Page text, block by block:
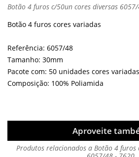
Botão 4 furos c/50un cores diversas
Botão 4 furos cores variadas
Referência: 6057/48
Tamanho: 30mm
Pacote com: 50 unidades cores variadas
Composição: 100% Poliamida
Aproveite
Produtos relacionados a Botão 4 furos